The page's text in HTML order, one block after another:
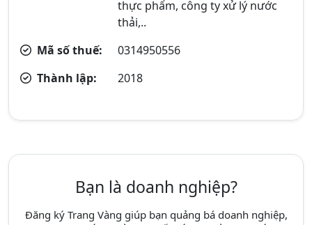
thực phẩm, công ty xử lý nước
thải,..
Mã số thuế:
0314950556
Thành lập:
2018
Bạn là doanh nghiệp?
Đăng ký Trang Vàng giúp bạn quảng bá doanh nghiệp,